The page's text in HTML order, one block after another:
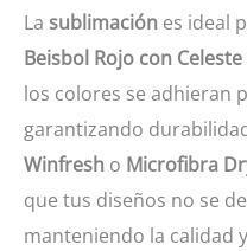
La sublimación es ideal
Beisbol Rojo con Celeste
los colores se adhieran
garantizando
Winfresh o Microfibra
que tus diseños no se
manteniendo la calidad